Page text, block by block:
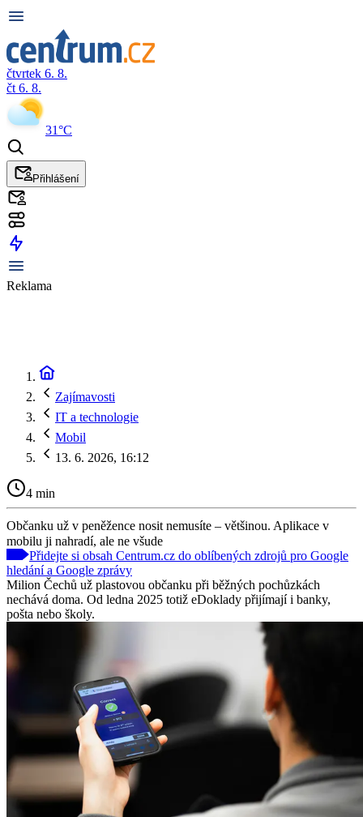
čtvrtek 6. 8.
čt 6. 8.
31°C
Přihlášení
Reklama
Zajímavosti
IT a technologie
Mobil
13. 6. 2026, 16:12
4 min
Občanku už v peněžence nosit nemusíte – většinou. Aplikace v
mobilu ji nahradí, ale ne všude
Přidejte si obsah Centrum.cz do oblíbených zdrojů pro Google
hledání a Google zprávy
Milion Čechů už plastovou občanku při běžných pochůzkách
nechává doma. Od ledna 2025 totiž eDoklady přijímají i banky,
pošta nebo školy.